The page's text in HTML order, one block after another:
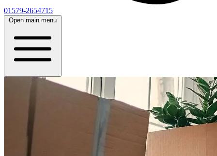
01579-2654715
Open main menu